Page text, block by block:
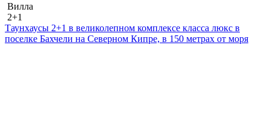
Вилла
2+1
Таунхаусы 2+1 в великолепном комплексе класса люкс в
поселке Бахчели на Северном Кипре, в 150 метрах от моря